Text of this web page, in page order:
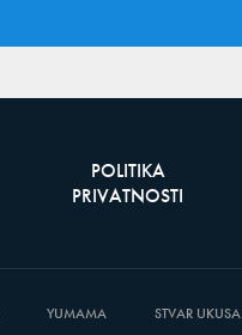
POLITIKA
PRIVATNOSTI
YUMAMA STVAR UKUSA